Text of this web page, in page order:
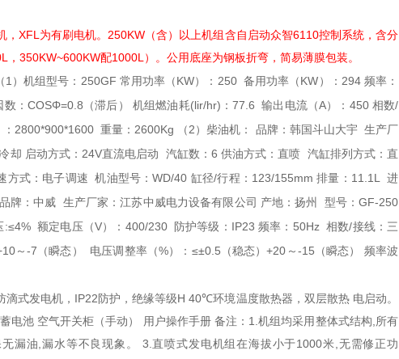
XFL为有刷电机。250KW（含）以上机组含自启动众智6110控制系统，含分
350KW~600KW配1000L）。公用底座为钢板折弯，简易薄膜包装。
（1）机组型号：250GF 常用功率（KW）：250 备用功率（KW）：294 频率：
数：COSΦ=0.8（滞后） 机组燃油耗(lir/hr)：77.6 输出电流（A）：450 相数/
2800*900*1600 重量：2600Kg （2）柴油机： 品牌：韩国斗山大宇 生产厂
却 启动方式：24V直流电启动 汽缸数：6 供油方式：直喷 汽缸排列方式：直
方式：电子调速 机油型号：WD/40 缸径/行程：123/155mm 排量：11.1L
进
品牌：中威 生产厂家：江苏中威电力设备有限公司 产地：扬州
型号：GF-250
:≤4% 额定电压（V）：400/230 防护等级：IP23 频率：50Hz 相数/接线：三
～-7（瞬态） 电压调整率（%）：≤±0.5（稳态）+20～-15（瞬态）
频率波
式发电机，IP22防护，绝缘等级H 40℃环境温度散热器，双层散热 电启动。
电池 空气开关柜（手动） 用户操作手册 备注：1.机组均采用整体式结构,所有
漏油,漏水等不良现象。 3.直喷式发电机组在海拔小于1000米,无需修正功